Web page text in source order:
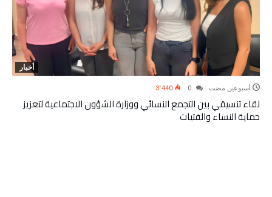
أخبار
‫‫‫‏‫أسبوعين مضت‬ 3٬440
لقاء تنسيقي بين التجمع النسائي ووزارة الشؤون الاجتماعية لتعزيز
حماية النساء والفتيات